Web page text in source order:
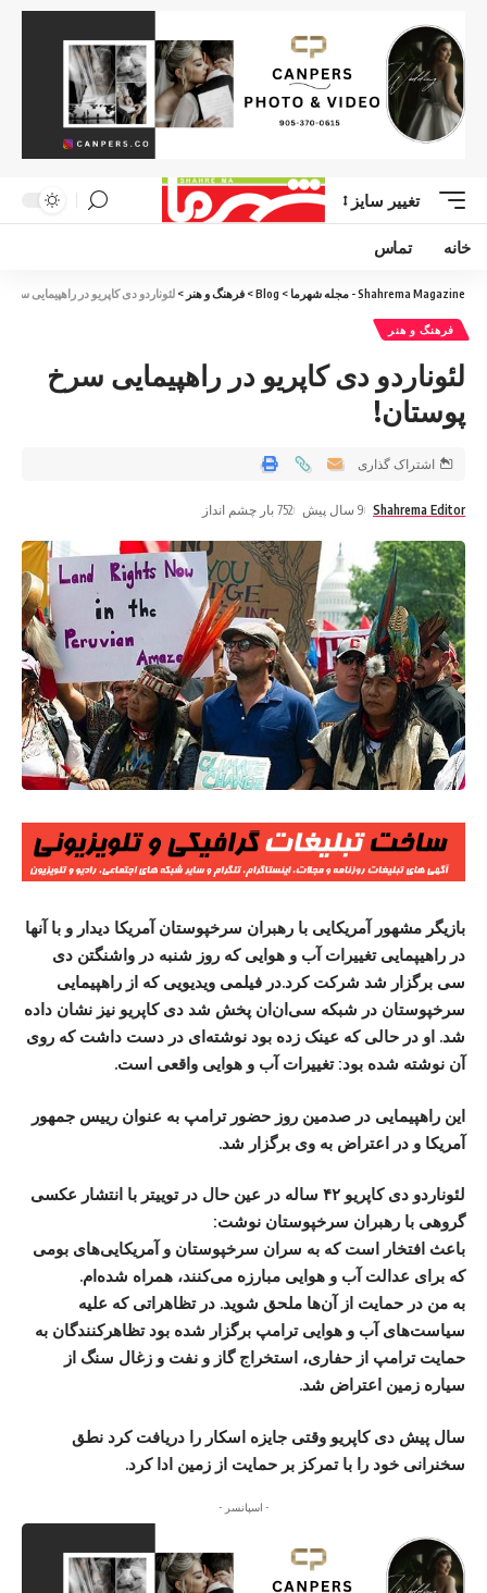
تغییر سایز
خانه تماس
Shahrema Magazine - مجله شهرما >
Blog
> فرهنگ و هنر > لئوناردو دی کاپریو در راهپیمایی
فرهنگ و هنر
لئوناردو دی کاپریو در راهپیمایی سرخ
پوستان!
Shahrema Editor 9 سال پیش 752 بار چشم انداز
اشتراک گذاری
بازیگر مشهور آمریکایی با رهبران سرخپوستان آمریکا دیدار و با آنها
در راهیپمایی تغییرات آب و هوایی که روز شنبه در واشنگتن دی
سی برگزار شد شرکت کرد.در فیلمی ویدیویی که از راهپیمایی
سرخپوستان در شبکه سی‌ان‌ان پخش شد دی کاپریو نیز نشان داده
شد. او در حالی که عینک زده بود نوشته‌ای در دست داشت که روی
آن نوشته شده بود: تغییرات آب و هوایی واقعی است.
این راهپیمایی در صدمین روز حضور ترامپ به عنوان رییس جمهور
آمریکا و در اعتراض به وی برگزار شد.
لئوناردو دی کاپریو ۴۲ ساله در عین حال در توییتر با انتشار عکسی
گروهی با رهبران سرخپوستان نوشت:
باعث افتخار است که به سران سرخپوستان و آمریکایی‌های بومی
که برای عدالت آب و هوایی مبارزه می‌کنند، همراه شده‌ام.
به من در حمایت از آن‌ها ملحق شوید. در تظاهراتی که علیه
سیاست‌های آب و هوایی ترامپ برگزار شده بود تظاهرکنندگان به
حمایت ترامپ از حفاری، استخراج گاز و نفت و زغال سنگ از
سیاره زمین اعتراض شد.
سال پیش دی کاپریو وقتی جایزه اسکار را دریافت کرد نطق
سخنرانی خود را با تمرکز بر حمایت از زمین ادا کرد.
- اسپانسر -